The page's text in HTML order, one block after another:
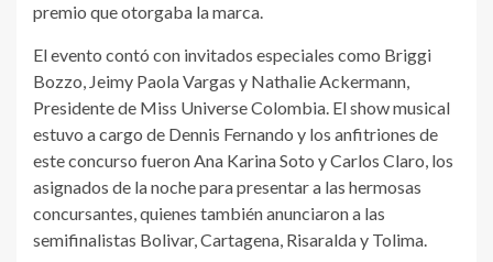
premio que otorgaba la marca.
El evento contó con invitados especiales como Briggi
Bozzo, Jeimy Paola Vargas y Nathalie Ackermann,
Presidente de Miss Universe Colombia. El show musical
estuvo a cargo de Dennis Fernando y los anfitriones de
este concurso fueron Ana Karina Soto y Carlos Claro, los
asignados de la noche para presentar a las hermosas
concursantes, quienes también anunciaron a las
semifinalistas Bolivar, Cartagena, Risaralda y Tolima.